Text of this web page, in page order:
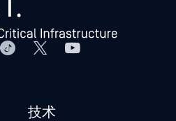
技术